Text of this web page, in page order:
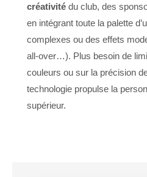
créativité du club, des
en intégrant toute la palette
complexes ou des effets
all-over…). Plus besoin de
couleurs ou sur la précision
technologie propulse la
supérieur.